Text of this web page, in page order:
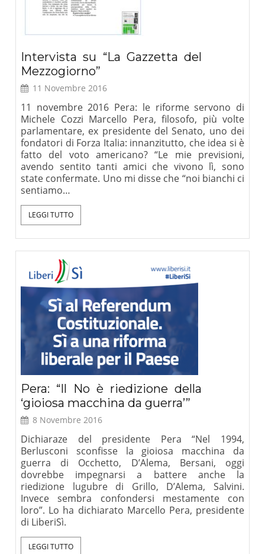
Intervista su “La Gazzetta del
Mezzogiorno”
11 Novembre 2016
11 novembre 2016 Pera: le riforme servono di
Michele Cozzi Marcello Pera, filosofo, più volte
parlamentare, ex presidente del Senato, uno dei
fondatori di Forza Italia: innanzitutto, che idea si è
fatto del voto americano? “Le mie previsioni,
avendo sentito tanti amici che vivono lì, sono
state confermate. Uno mi disse che “noi bianchi ci
sentiamo…
LEGGI TUTTO
Pera: “Il No è riedizione della
‘gioiosa macchina da guerra’”
8 Novembre 2016
Dichiaraze del presidente Pera “Nel 1994,
Berlusconi sconfisse la gioiosa macchina da
guerra di Occhetto, D’Alema, Bersani, oggi
dovrebbe impegnarsi a battere anche la
riedizione lugubre di Grillo, D’Alema, Salvini.
Invece sembra confondersi mestamente con
loro”. Lo ha dichiarato Marcello Pera, presidente
di LiberiSì.
LEGGI TUTTO